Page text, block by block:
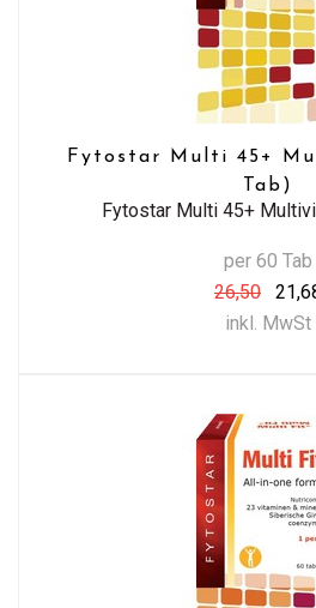
Fytostar Multi 45+
Tab)
Fytostar Multi 45+
per 60 Tab
26,50
inkl. MwSt